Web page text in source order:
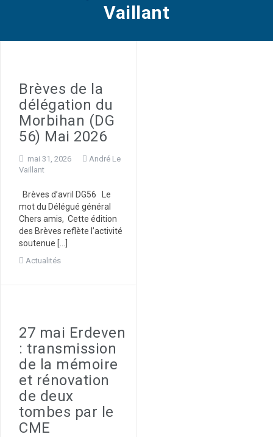
Vaillant
Brèves de la
délégation du
Morbihan (DG
56) Mai 2026
mai 31, 2026
André Le
Vaillant
Brèves d’avril DG56 Le
mot du Délégué général
Chers amis, Cette édition
des Brèves reflète l’activité
soutenue […]
Actualités
27 mai Erdeven
: transmission
de la mémoire
et rénovation
de deux
tombes par le
CME